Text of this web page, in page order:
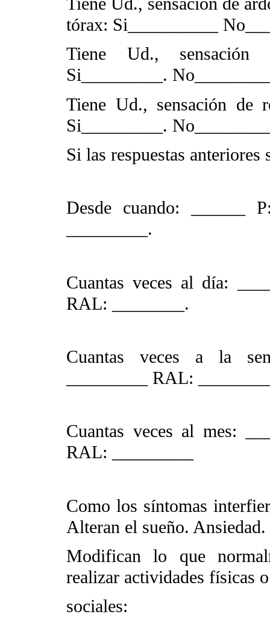
tórax: Si__________
Tiene Ud., sensación
Si_________.
Tiene Ud., sensación de
Si_________.
Si las respuestas anteriores
Desde cuando: ______
_________.
Cuantas veces al día:
RAL: ________.
Cuantas veces a la
_________ RAL:
Cuantas veces al mes:
RAL: _________
Como los síntomas
Alteran el sueño. Ansiedad.
Modifican lo que
realizar actividades físicas o
sociales: